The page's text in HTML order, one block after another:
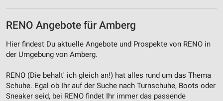
RENO Angebote für Amberg
Hier findest Du aktuelle Angebote und Prospekte von RENO in
der Umgebung von Amberg.
RENO (Die behalt' ich gleich an!) hat alles rund um das Thema
Schuhe. Egal ob Ihr auf der Suche nach Turnschuhe, Boots oder
Sneaker seid, bei RENO findet Ihr immer das passende
Entwicklung und Verbesserung der Angebote
Verwendung reduzierter Daten zur Auswahl von
Inhalten
IAB-Besonderheiten:
Verwendung genauer Standortdaten